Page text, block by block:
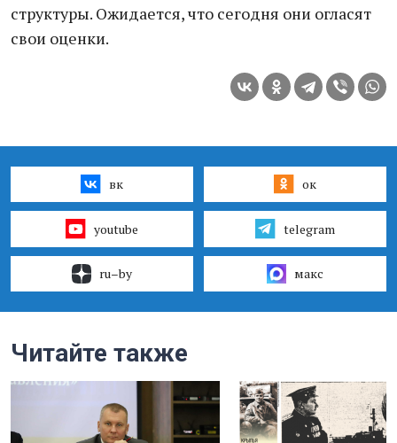
структуры. Ожидается, что сегодня они огласят
свои оценки.
вк ок
youtube telegram
ru–by макс
Читайте также